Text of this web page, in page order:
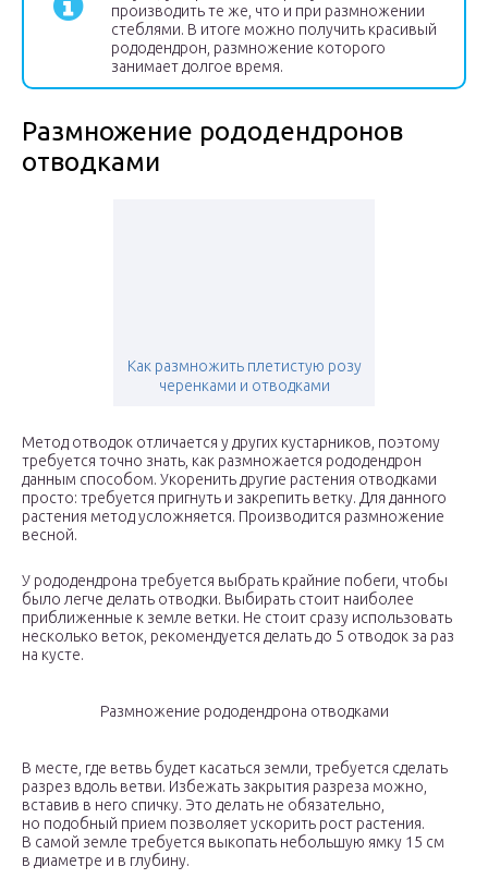
производить те же, что и при размножении
стеблями. В итоге можно получить красивый
рододендрон, размножение которого
занимает долгое время.
Размножение рододендронов
отводками
Как размножить плетистую розу
черенками и отводками
Метод отводок отличается у других кустарников, поэтому
требуется точно знать, как размножается рододендрон
данным способом. Укоренить другие растения отводками
просто: требуется пригнуть и закрепить ветку. Для данного
растения метод усложняется. Производится размножение
весной.
У рододендрона требуется выбрать крайние побеги, чтобы
было легче делать отводки. Выбирать стоит наиболее
приближенные к земле ветки. Не стоит сразу использовать
несколько веток, рекомендуется делать до 5 отводок за раз
на кусте.
Размножение рододендрона отводками
В месте, где ветвь будет касаться земли, требуется сделать
разрез вдоль ветви. Избежать закрытия разреза можно,
вставив в него спичку. Это делать не обязательно,
но подобный прием позволяет ускорить рост растения.
В самой земле требуется выкопать небольшую ямку 15 см
в диаметре и в глубину.